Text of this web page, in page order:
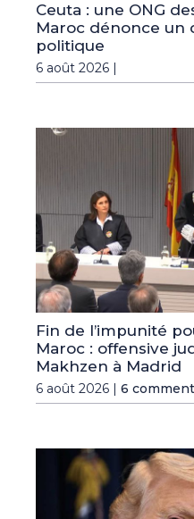
Ceuta : une ONG
Maroc dénonce un
politique
6 août 2026 |
Fin de l’impunité
Maroc : offensive
Makhzen à Madrid
6 août 2026 | 6